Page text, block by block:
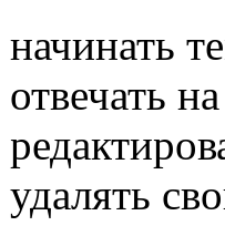
начинать
отвечать
удалять